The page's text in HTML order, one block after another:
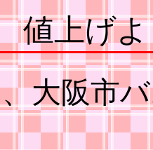
値上げよ
大阪市